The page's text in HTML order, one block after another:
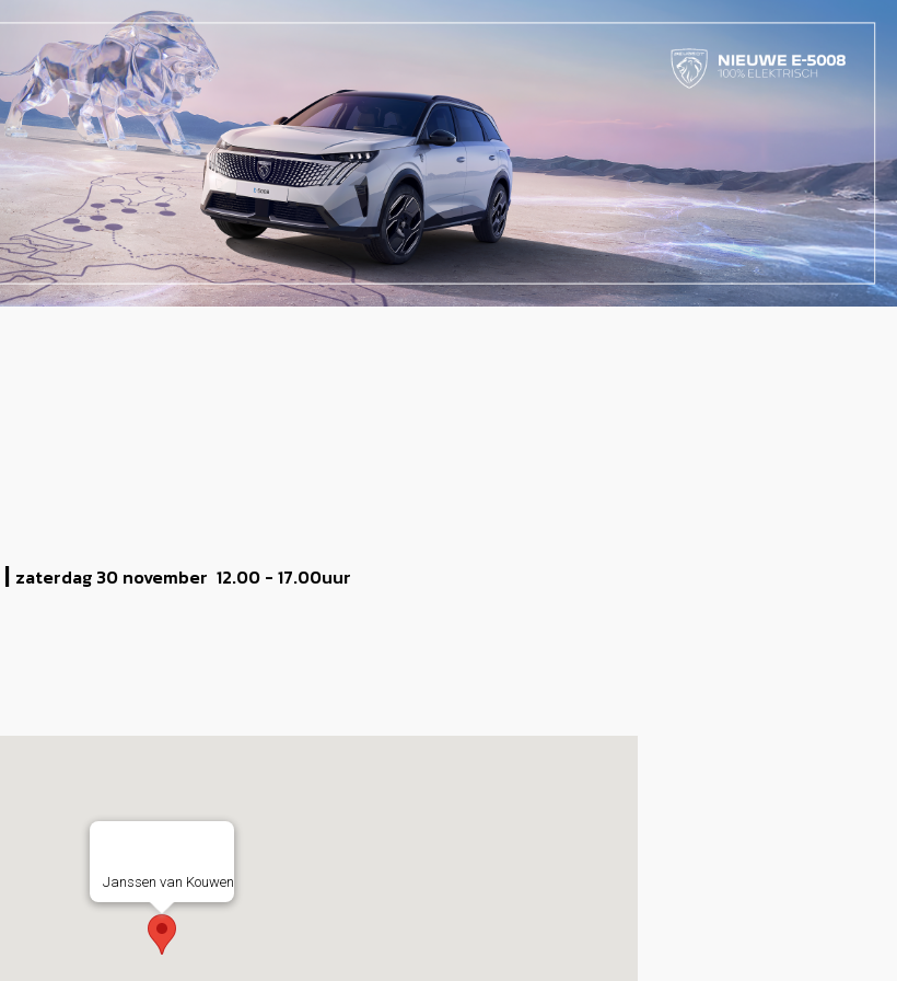
| zaterdag 30 november 12.00 - 17.00uur
Janssen van Kouwen